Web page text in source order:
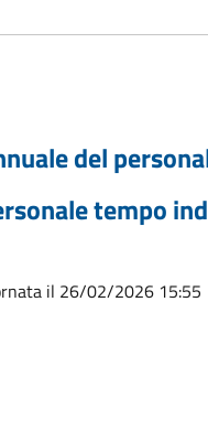
del
tempo
il 26/02/2026 15:55